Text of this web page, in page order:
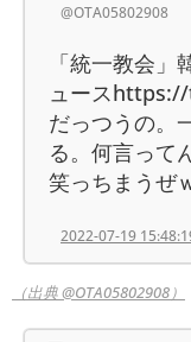
@OTA05802908
「統一教会
ュース
だっつうの。
る。何言って
笑っちまうぜ
2022-07-19
（出典 @OTA05802908）